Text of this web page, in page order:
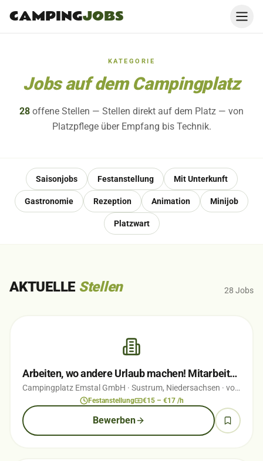
CAMPINGJOBS
KATEGORIE
Jobs auf dem Campingplatz
28 offene Stellen — Stellen direkt auf dem Platz — von
Platzpflege über Empfang bis Technik.
Saisonjobs Festanstellung Mit Unterkunft
Gastronomie Rezeption Animation Minijob
Platzwart
AKTUELLE Stellen 28 Jobs
Arbeiten, wo andere Urlaub machen! Mitarbeiter (m/w/d) für Rezeption, Büro &…
Campingplatz Emstal GmbH · Sustrum, Niedersachsen · vor 2 Wochen
Festanstellung €15 – €17 /h
Bewerben